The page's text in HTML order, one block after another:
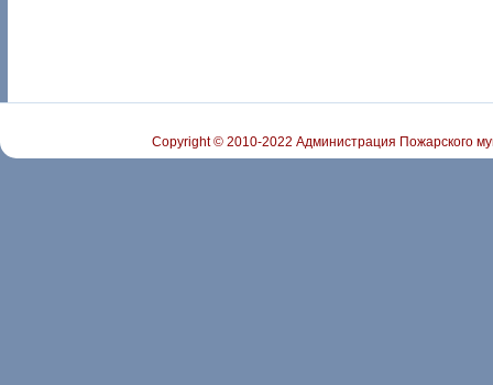
Copyright © 2010-2022 Администрация Пожарского